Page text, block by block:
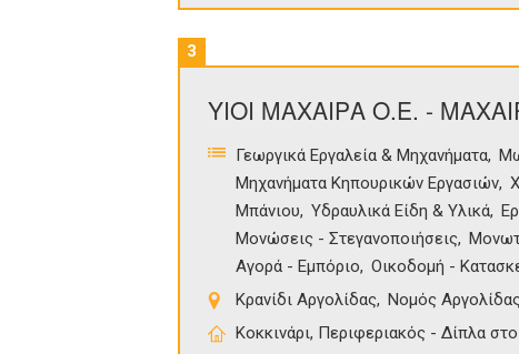
3
ΥΙΟΙ ΜΑΧΑΙΡΑ Ο.Ε. -
Γεωργικά Εργαλεία & Μηχανήματα
Μηχανήματα Κηπουρικών Εργασιών
Μπάνιου
Υδραυλικά Είδη & Υλικά
Μονώσεις - Στεγανοποιήσεις
Αγορά - Εμπόριο
Οικοδομή -
Κρανίδι Αργολίδας
Νομός Αργολίδας
Κοκκινάρι, Περιφεριακός - Δίπλα